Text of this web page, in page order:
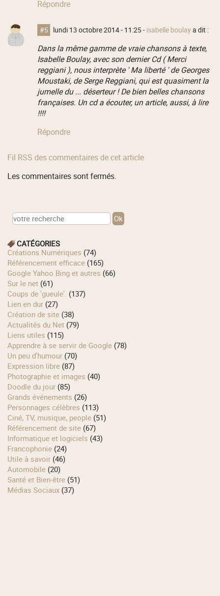
Répondre
#5 lundi 13 octobre 2014 - 11:25- isabelle boulaya dit :
Dans la même gamme de vraie chansons à texte,
Isabelle Boulay, avec son dernier Cd ( Merci
reggiani ), nous interprète ' Ma liberté ' de Georges
Moustaki, de Serge Reggiani, qui est quasiment la
jumelle du ... déserteur ! De bien belles chansons
françaises. Un cd a écouter, un article, aussi, à lire
!!!!
Répondre
Fil RSS des commentaires de cet article
Les commentaires sont fermés.
CATÉGORIES
Créations Numériques (74)
Référencement efficace (165)
Google Yahoo Bing et autres (66)
Sur le net (61)
Coups de 'gueule'. (137)
Lien en dur (27)
Création de site (38)
Actualités du Net (79)
Liens utiles (115)
Apprendre à se servir de Google (78)
Un peu d'humour (70)
Expression libre (87)
Photographie et images (40)
Doodle du jour (85)
Grands événements (26)
Personnages célèbres (113)
Ciné, TV, musique, people (51)
Référencement de site (67)
Informatique et logiciels (43)
Francophonie (24)
Utile à savoir (46)
Automobile (20)
Santé et Bien-être (51)
Médias Sociaux (37)